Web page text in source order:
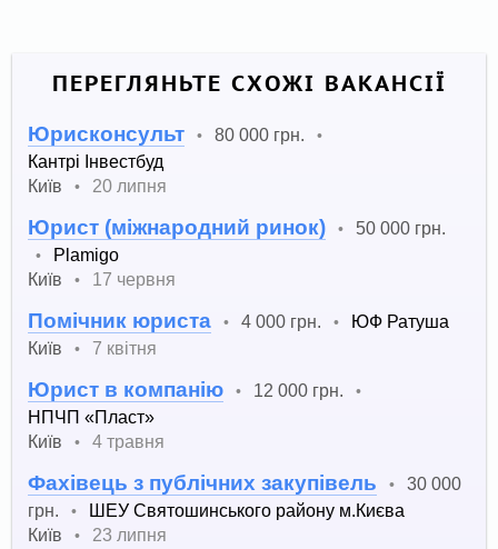
ПЕРЕГЛЯНЬТЕ СХОЖІ ВАКАНСІЇ
Юрисконсульт • 80 000 грн. •
Кантрі Інвестбуд
Київ
• 20 липня
Юрист (міжнародний ринок) • 50 000 грн.
•
Plamigo
Київ
• 17 червня
Помічник юриста • 4 000 грн. •
ЮФ Ратуша
Київ
• 7 квітня
Юрист в компанію • 12 000 грн. •
НПЧП «Пласт»
Київ
• 4 травня
Фахівець з публічних закупівель •
30 000
грн.
•
ШЕУ Святошинського району м.Києва
Київ
•
23 липня